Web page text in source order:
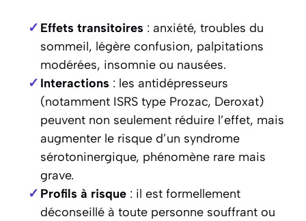
Effets transitoires : anxiété, troubles du
sommeil, légère confusion, palpitations
modérées, insomnie ou nausées.
Interactions : les antidépresseurs
(notamment ISRS type Prozac, Deroxat)
peuvent non seulement réduire l’effet, mais
augmenter le risque d’un syndrome
sérotoninergique, phénomène rare mais
grave.
Profils à risque: il est formellement
déconseillé à toute personne souffrant ou